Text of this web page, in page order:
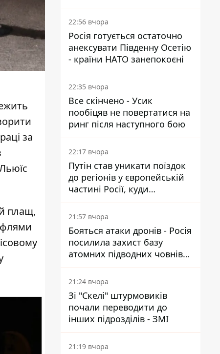
за
плащ,
суд
22:56 вчора
Росія готується остаточно
анексувати Південну Осетію
- країни НАТО занепокоєні
22:35 вчора
Все скінчено - Усик
пообіцяв не повертатися на
ринг після наступного бою
22:17 вчора
Путін став уникати поїздок
до регіонів у європейській
частині Росії, куди
регулярно долітають дрони
21:57 вчора
Бояться атаки дронів - Росія
посилила захист базу
атомних підводних човнів
за 7400 км від України
21:24 вчора
Зі "Скелі" штурмовиків
почали переводити до
інших підрозділів - ЗМІ
21:19 вчора